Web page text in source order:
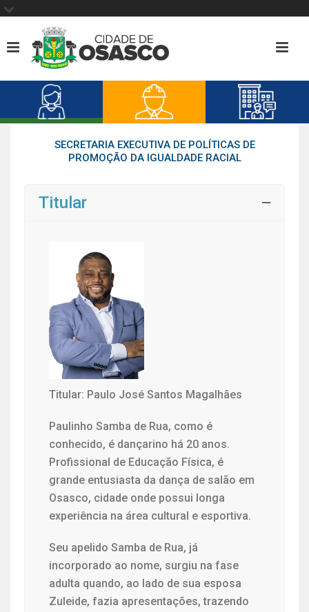
SECRETARIA EXECUTIVA DE POLÍTICAS DE
PROMOÇÃO DA IGUALDADE RACIAL
Titular
Titular: Paulo José Santos Magalhães
Paulinho Samba de Rua, como é
conhecido, é dançarino há 20 anos.
Profissional de Educação Física, é
grande entusiasta da dança de salão em
Osasco, cidade onde possui longa
experiência na área cultural e esportiva.
Seu apelido Samba de Rua, já
incorporado ao nome, surgiu na fase
adulta quando, ao lado de sua esposa
Zuleide, fazia apresentações, trazendo